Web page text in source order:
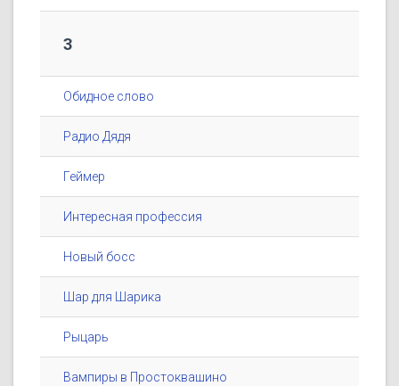
3
Обидное слово
Радио Дядя
Геймер
Интересная профессия
Новый босс
Шар для Шарика
Рыцарь
Вампиры в Простоквашино